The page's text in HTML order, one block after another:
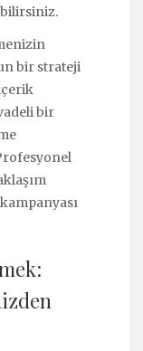
bir strateji
bir